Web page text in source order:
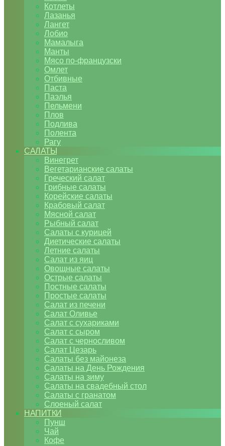
Котлеты
Лазанья
Лангет
Лобио
Мамалыга
Манты
Мясо по-французски
Омлет
Отбивные
Паста
Паэлья
Пельмени
Плов
Подлива
Полента
Рагу
САЛАТЫ
Винегрет
Вегетарианские салаты
Греческий салат
Грибные салаты
Корейские салаты
Крабовый салат
Мясной салат
Рыбный салат
Салаты с курицей
Диетические салаты
Летние салаты
Салат из яиц
Овощные салаты
Острые салаты
Постные салаты
Простые салаты
Салат из печени
Салат Оливье
Салат с сухариками
Салат с сыром
Салат с черносливом
Салат Цезарь
Салаты без майонеза
Салаты на День Рождения
Салаты на зиму
Салаты на свадебный стол
Салаты с гранатом
Слоеный салат
НАПИТКИ
Пунш
Чай
Кофе